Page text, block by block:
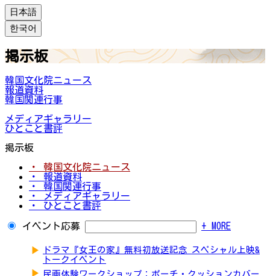
日本語
한국어
掲示板
韓国文化院ニュース
報道資料
韓国関連行事
メディアギャラリー
ひとこと書評
掲示板
・ 韓国文化院ニュース
・ 報道資料
・ 韓国関連行事
・ メディアギャラリー
・ ひとこと書評
イベント応募 + MORE
▶
ドラマ『女王の家』無料初放送記念 スペシャル上映&
トークイベント
▶ 民画体験ワークショップ：ポーチ・クッションカバー